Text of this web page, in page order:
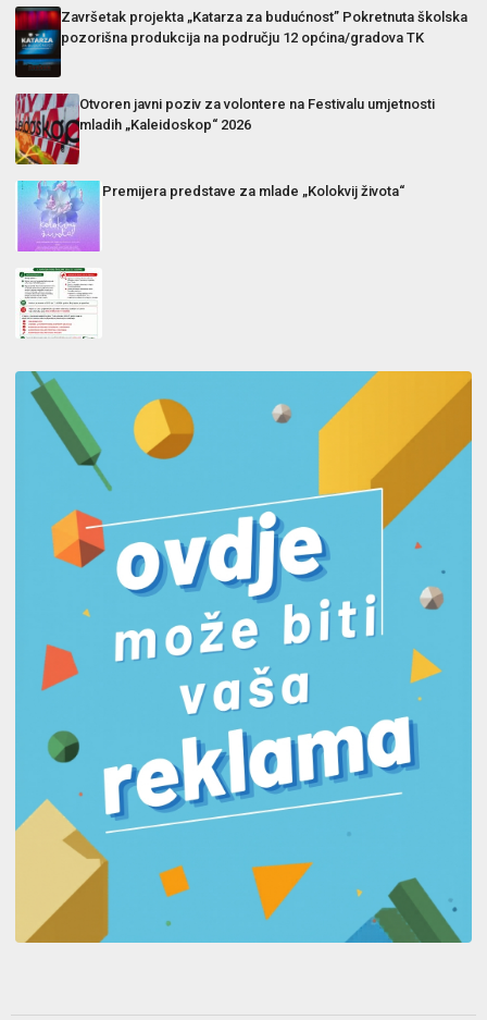
Završetak projekta „Katarza za budućnost” Pokretnuta školska
pozorišna produkcija na području 12 općina/gradova TK
Otvoren javni poziv za volontere na Festivalu umjetnosti
mladih „Kaleidoskop“ 2026
Premijera predstave za mlade „Kolokvij života“